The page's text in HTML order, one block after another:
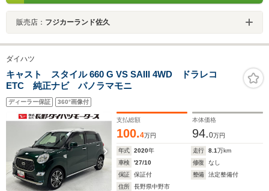
販売店： フジカーランド佐久
ダイハツ
キャスト スタイル 660 G VS SAIII 4WD ドラレコ
ETC 純正ナビ パノラマモニ
ディーラー保証 360°画像付
支払総額
100.4万円
本体価格
94.0万円
年式 2020年 走行 8.1万km
車検
'27/10 修復
なし
保証
保証付 整備
法定整備付
住所
長野県中野市